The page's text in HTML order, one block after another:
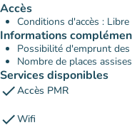
Accès
Conditions d'accès :
Informations
Possibilité d'emprunt
Nombre de places
Services disponibles
checkAccès PMR
checkWifi